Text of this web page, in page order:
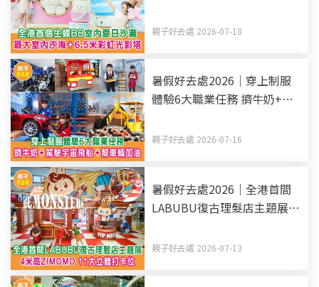
親子好去處 2026-07-18
暑假好去處2026｜穿上制服
體驗6大職業任務 擠牛奶+駕
親子好去處 2026-07-16
暑假好去處2026｜全港首間
LABUBU復古理髮店主題展 4
位
親子好去處 2026-07-13